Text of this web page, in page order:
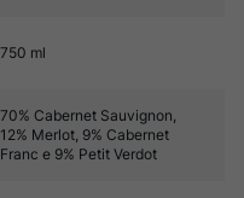
750 ml
70% Cabernet Sauvignon,
12% Merlot, 9% Cabernet
Franc e 9% Petit Verdot